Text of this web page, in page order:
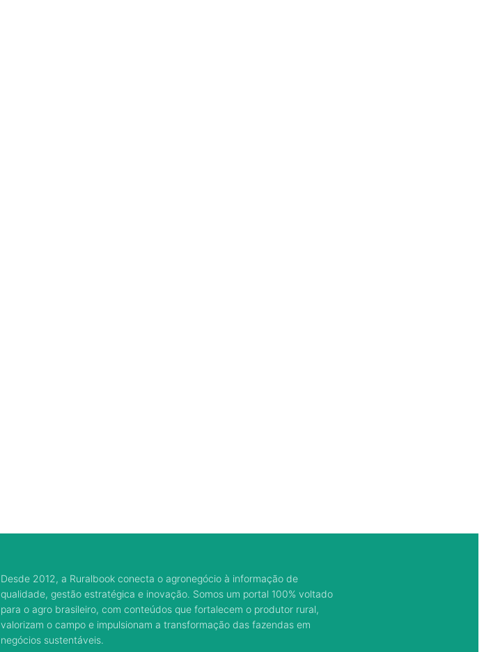
Desde 2012, a Ruralbook conecta o agronegócio à informação de
qualidade, gestão estratégica e inovação. Somos um portal 100% voltado
para o agro brasileiro, com conteúdos que fortalecem o produtor rural,
valorizam o campo e impulsionam a transformação das fazendas em
negócios sustentáveis.